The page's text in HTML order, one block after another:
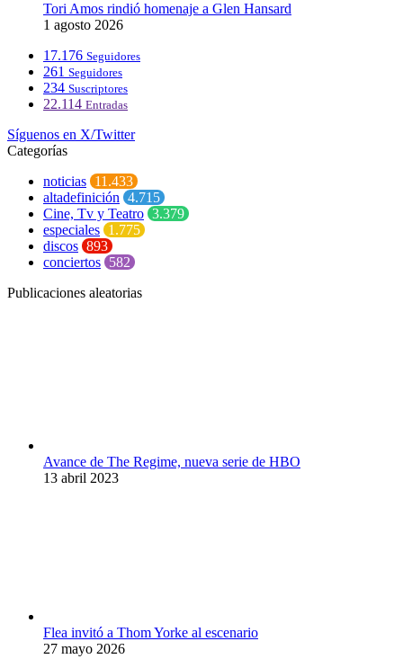
Tori Amos rindió homenaje a Glen Hansard
1 agosto 2026
17.176 Seguidores
261 Seguidores
234 Suscriptores
22.114 Entradas
Síguenos en X/Twitter
Categorías
noticias 11.433
altadefinición 4.715
Cine, Tv y Teatro 3.379
especiales 1.775
discos 893
conciertos 582
Publicaciones aleatorias
Avance de The Regime, nueva serie de HBO
13 abril 2023
Flea invitó a Thom Yorke al escenario
27 mayo 2026